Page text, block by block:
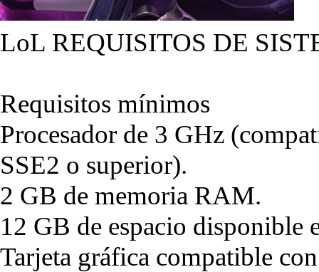
LoL REQUISITOS DE
Requisitos mínimos
Procesador de 3 GHz
SSE2 o superior).
2 GB de memoria RAM.
12 GB de espacio disponible
Tarjeta gráfica compatible